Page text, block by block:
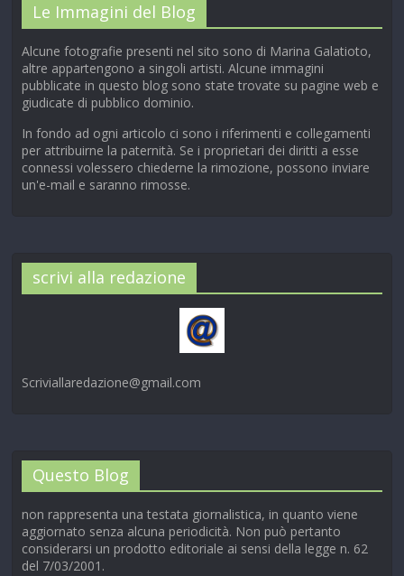
Le Immagini del Blog
Alcune fotografie presenti nel sito sono di Marina Galatioto,
altre appartengono a singoli artisti. Alcune immagini
pubblicate in questo blog sono state trovate su pagine web e
giudicate di pubblico dominio.
In fondo ad ogni articolo ci sono i riferimenti e collegamenti
per attribuirne la paternità. Se i proprietari dei diritti a esse
connessi volessero chiederne la rimozione, possono inviare
un'e-mail e saranno rimosse.
scrivi alla redazione
Scriviallaredazione@gmail.com
Questo Blog
non rappresenta una testata giornalistica, in quanto viene
aggiornato senza alcuna periodicità. Non può pertanto
considerarsi un prodotto editoriale ai sensi della legge n. 62
del 7/03/2001.